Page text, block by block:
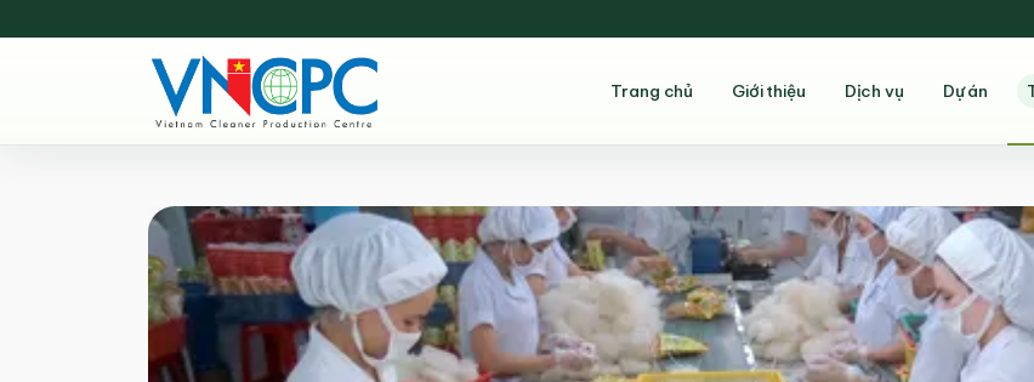
Trang chủ Giới thiệu Dịch vụ Dự án